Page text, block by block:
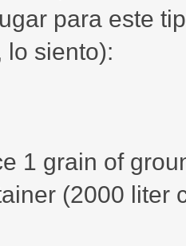
para este
lo siento):
1 grain of
(2000 liter